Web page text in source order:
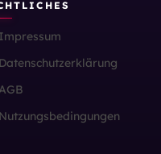
Impressum
Datenschutzerklärung
Nutzungsbedingungen